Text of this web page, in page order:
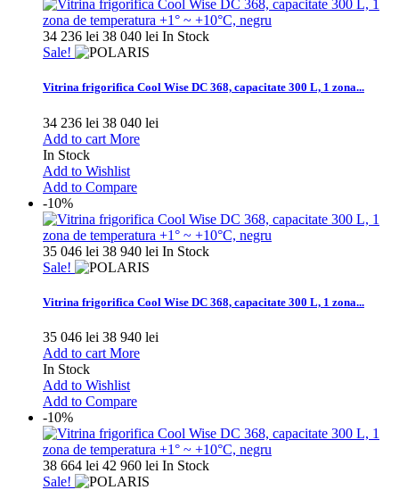
34 236 lei 38 040 lei In Stock
Sale!
Vitrina frigorifica Cool Wise DC 368, capacitate 300 L, 1 zona...
34 236 lei 38 040 lei
Add to cart More
In Stock
Add to Wishlist
Add to Compare
-10%
35 046 lei 38 940 lei In Stock
Sale!
Vitrina frigorifica Cool Wise DC 368, capacitate 300 L, 1 zona...
35 046 lei 38 940 lei
Add to cart More
In Stock
Add to Wishlist
Add to Compare
-10%
38 664 lei 42 960 lei In Stock
Sale!